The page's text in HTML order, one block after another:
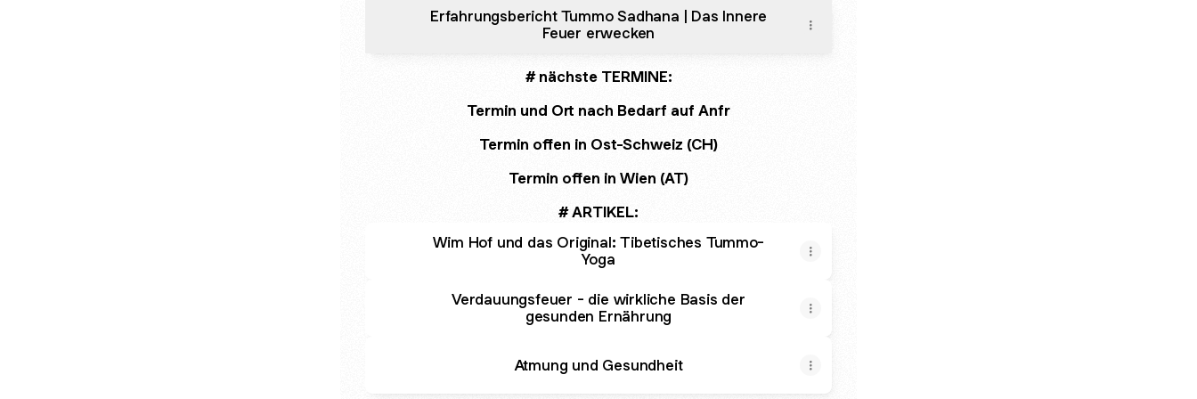
Erfahrungsbericht Tummo Sadhana | Das Innere
Feuer erwecken
# nächste TERMINE:
Termin und Ort nach Bedarf auf Anfr
Termin offen in Ost-Schweiz (CH)
Termin offen in Wien (AT)
# ARTIKEL:
Wim Hof und das Original: Tibetisches Tummo-
Yoga
Verdauungsfeuer - die wirkliche Basis der
gesunden Ernährung
Atmung und Gesundheit